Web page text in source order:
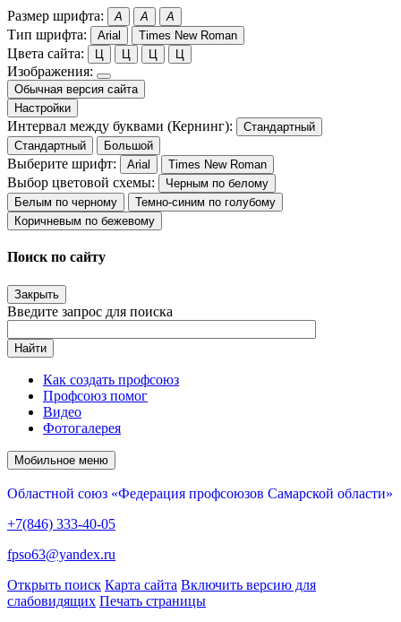
Размер шрифта: A A A
Тип шрифта: Arial Times New Roman
Цвета сайта: Ц Ц Ц Ц
Изображения:
Обычная версия сайта
Настройки
Интервал между буквами (Кернинг):
Стандартный
Стандартный
Большой
Выберите шрифт: Arial Times New Roman
Выбор цветовой схемы:
Черным по белому
Белым по черному
Темно-синим по голубому
Коричневым по бежевому
Поиск по сайту
Закрыть
Введите запрос для поиска
Найти
Как создать профсоюз
Профсоюз помог
Видео
Фотогалерея
Мобильное меню
Областной союз «Федерация профсоюзов Самарской области»
+7(846) 333-40-05
fpso63@yandex.ru
Открыть поиск Карта сайта Включить версию для
слабовидящих Печать страницы